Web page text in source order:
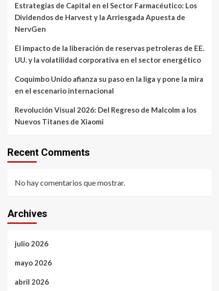
Estrategias de Capital en el Sector Farmacéutico: Los
Dividendos de Harvest y la Arriesgada Apuesta de
NervGen
El impacto de la liberación de reservas petroleras de EE.
UU. y la volatilidad corporativa en el sector energético
Coquimbo Unido afianza su paso en la liga y pone la mira
en el escenario internacional
Revolución Visual 2026: Del Regreso de Malcolm a los
Nuevos Titanes de Xiaomi
Recent Comments
No hay comentarios que mostrar.
Archives
julio 2026
mayo 2026
abril 2026